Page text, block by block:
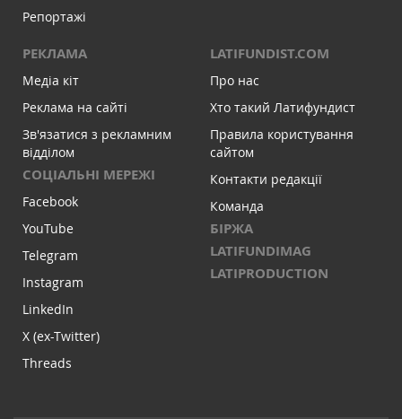
Репортажі
РЕКЛАМА
Медіа кіт
Реклама на сайті
Зв'язатися з рекламним
відділом
СОЦІАЛЬНІ МЕРЕЖІ
Facebook
YouTube
Telegram
Instagram
LinkedIn
X (ex-Twitter)
Threads
LATIFUNDIST.COM
Про нас
Хто такий Латифундист
Правила користування
сайтом
Контакти редакції
Команда
БІРЖА
LATIFUNDIMAG
LATIPRODUCTION